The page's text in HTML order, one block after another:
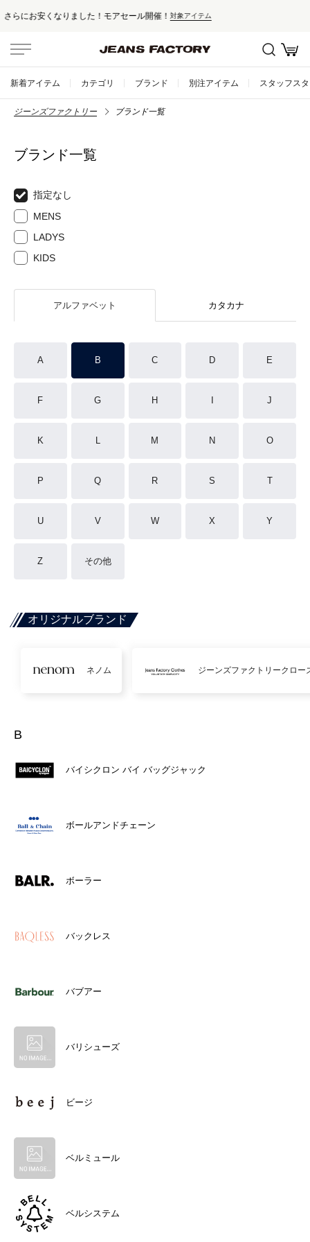
セール対象外アイテムは10%ポイント還元！
新着アイテム カテゴリ ブランド 別注アイテム スタッフス
ジーンズファクトリー ブランド一覧
ブランド一覧
指定なし
MENS
LADYS
KIDS
アルファベット カタカナ
A B C D E
F G H J
K L M N O
P Q R S T
U V W X Y
Z その他
オリジナルブランド
ネノム ジーンズファクトリークロー
B
バイシクロン バイ バッグジャック
ボールアンドチェーン
ボーラー
バックレス
バブアー
バリシューズ
ビージ
ベルミュール
ベルシステム